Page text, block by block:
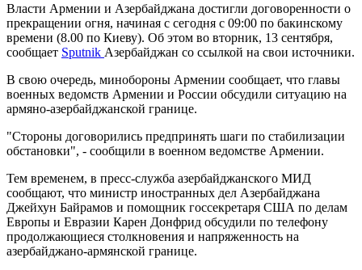
Власти Армении и Азербайджана достигли договоренности о
прекращении огня, начиная с сегодня с 09:00 по бакинскому
времени (8.00 по Киеву). Об этом во вторник, 13 сентября,
сообщает Sputnik Азербайджан со ссылкой на свои источники.
В свою очередь, минобороны Армении сообщает, что главы
военных ведомств Армении и России обсудили ситуацию на
армяно-азербайджанской границе.
"Стороны договорились предпринять шаги по стабилизации
обстановки", - сообщили в военном ведомстве Армении.
Тем временем, в пресс-служба азербайджанского МИД
сообщают, что министр иностранных дел Азербайджана
Джейхун Байрамов и помощник госсекретаря США по делам
Европы и Евразии Карен Донфрид обсудили по телефону
продолжающиеся столкновения и напряженность на
азербайджано-армянской границе.